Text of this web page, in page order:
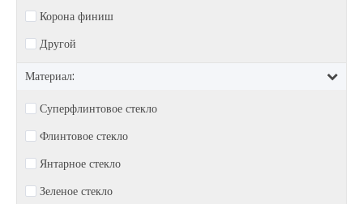
Корона финиш
Другой
Материал:
Суперфлинтовое стекло
Флинтовое стекло
Янтарное стекло
Зеленое стекло